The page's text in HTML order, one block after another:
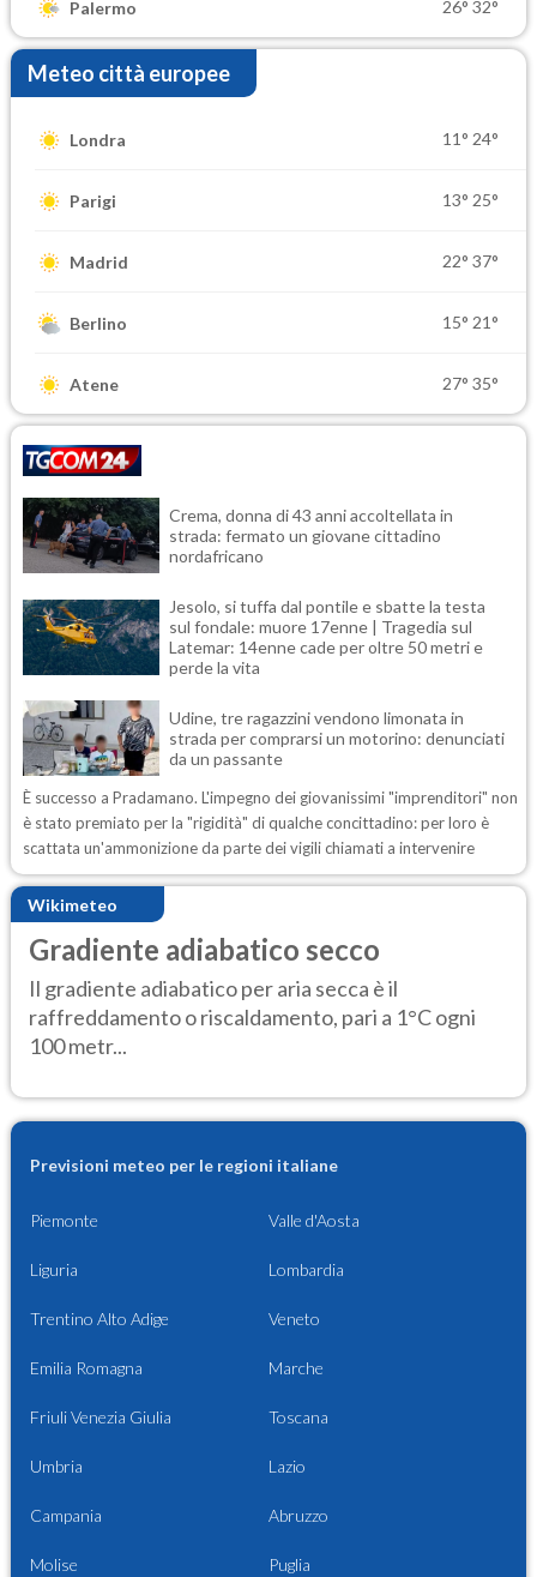
Palermo 26° 32°
Meteo città europee
Londra 11° 24°
Parigi 13° 25°
Madrid 22° 37°
Berlino 15° 21°
Atene 27° 35°
Crema, donna di 43 anni accoltellata in
strada: fermato un giovane cittadino
nordafricano
Jesolo, si tuffa dal pontile e sbatte la testa
sul fondale: muore 17enne | Tragedia sul
Latemar: 14enne cade per oltre 50 metri e
perde la vita
Udine, tre ragazzini vendono limonata in
strada per comprarsi un motorino: denunciati
da un passante
È successo a Pradamano. L'impegno dei giovanissimi "imprenditori" non
è stato premiato per la "rigidità" di qualche concittadino: per loro è
scattata un'ammonizione da parte dei vigili chiamati a intervenire
Wikimeteo
Gradiente adiabatico secco
Il gradiente adiabatico per aria secca è il
raffreddamento o riscaldamento, pari a 1°C ogni
100 metr...
Previsioni meteo per le regioni italiane
Piemonte Valle d'Aosta
Liguria Lombardia
Trentino Alto Adige Veneto
Emilia Romagna Marche
Friuli Venezia Giulia Toscana
Umbria Lazio
Campania Abruzzo
Molise Puglia